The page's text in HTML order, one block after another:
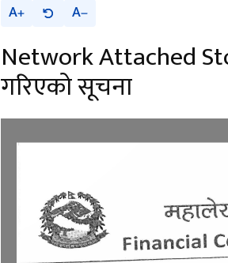
A A
Network Attached
गरिएको सूचना